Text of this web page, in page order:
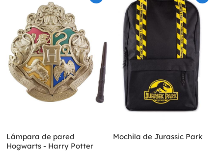
Lámpara de pared
Hogwarts - Harry Potter
Mochila de Jurassic Park